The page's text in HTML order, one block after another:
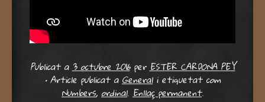
Publicat a3 octubre 2016perESTER CARDONA PEY
•Article publicat aGenerali etiquetat com
Numbers, ordinal. Enllaç permanent.